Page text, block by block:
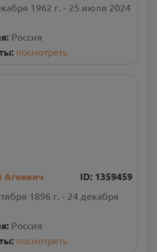
1962 г. - 25 июля 2024
Россия
посмотреть
ID: 1359459
1896 г. - 24 декабря
Россия
посмотреть